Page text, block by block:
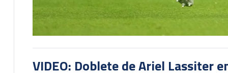
VIDEO: Doblete de Ariel Lassiter